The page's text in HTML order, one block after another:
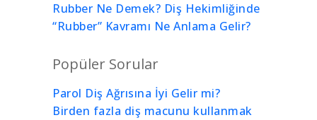
Rubber Ne Demek? Diş Hekimliğinde
“Rubber” Kavramı Ne Anlama Gelir?
Popüler Sorular
Parol Diş Ağrısına İyi Gelir mi?
Birden fazla diş macunu kullanmak